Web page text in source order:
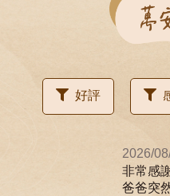
好評
2026/
非常感
爸爸突